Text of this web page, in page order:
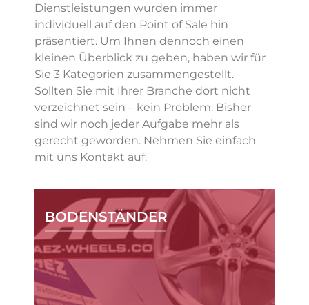
Dienstleistungen wurden immer
individuell auf den Point of Sale hin
präsentiert. Um Ihnen dennoch einen
kleinen Überblick zu geben, haben wir für
Sie 3 Kategorien zusammengestellt.
Sollten Sie mit Ihrer Branche dort nicht
verzeichnet sein – kein Problem. Bisher
sind wir noch jeder Aufgabe mehr als
gerecht geworden. Nehmen Sie einfach
mit uns Kontakt auf.
BODENSTÄNDER